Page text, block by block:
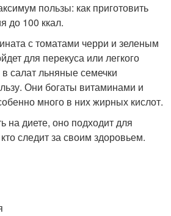
пользы: как приготовить
до 100 ккал.
с томатами черри и зеленым
для перекуса или легкого
салат льняные семечки
Они богаты витаминами и
много в них жирных кислот.
на диете, оно подходит для
следит за своим здоровьем.